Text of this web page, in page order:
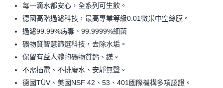
每一滴水都安心，全系列可生飲。
德國高階過濾科技，最高專業等級0.01微米中空絲膜。
過濾99.99%病毒、99.9999%細菌
礦物質智慧篩選科技，去除水垢。
保留有益人體的礦物質鈣、鎂。
不需插電、不排廢水、安靜無聲。
德國TÜV、美國NSF 42、53、401國際機構多項認證。